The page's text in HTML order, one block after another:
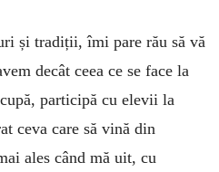
și tradiții, îmi pare rău să vă
decât ceea ce se face la
participă cu elevii la
ceva care să vină din
ales când mă uit, cu